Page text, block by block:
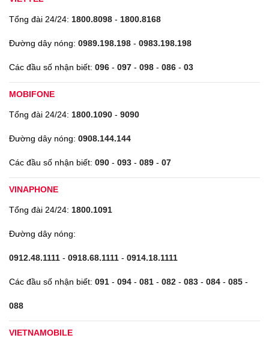
Tổng đài 24/24: 1800.8098 - 1800.8168
Đường dây nóng: 0989.198.198 - 0983.198.198
Các đầu số nhận biết: 096 - 097 - 098 - 086 - 03
MOBIFONE
Tổng đài 24/24: 1800.1090 - 9090
Đường dây nóng: 0908.144.144
Các đầu số nhận biết: 090 - 093 - 089 - 07
VINAPHONE
Tổng đài 24/24: 1800.1091
Đường dây nóng:
0912.48.1111 - 0918.68.1111 - 0914.18.1111
Các đầu số nhận biết: 091 - 094 - 081 - 082 - 083 - 084 - 085 -
088
VIETNAMOBILE